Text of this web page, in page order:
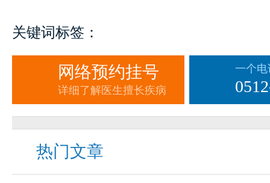
关键词标签：
网络预约挂号
详细了解医生擅长疾病
一个
热门文章